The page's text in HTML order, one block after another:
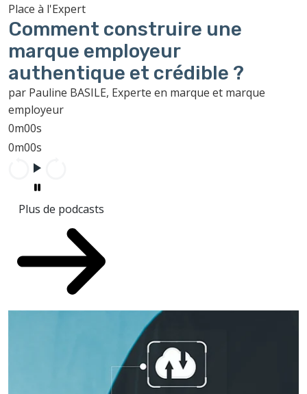
Place à l'Expert
Comment construire une
marque employeur
authentique et crédible ?
par Pauline BASILE, Experte en marque et marque
employeur
0m00s
0m00s
Plus de podcasts